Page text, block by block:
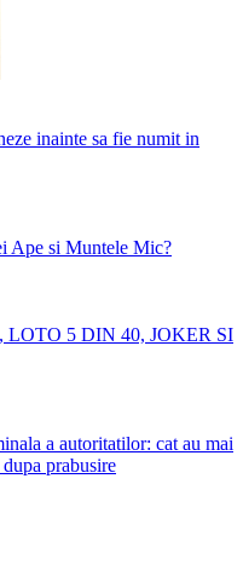
inainte sa fie numit in
Ape si Muntele Mic?
LOTO 5 DIN 40, JOKER SI
a autoritatilor: cat au mai
prabusire